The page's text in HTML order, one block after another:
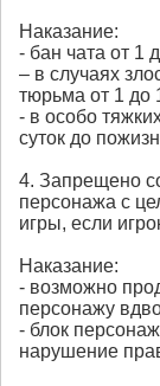
Наказание:
- бан чата от 1
– в случаях
тюрьма от 1 до
- в особо
суток до
4. Запрещено
персонажа с
игры, если
Наказание:
- возможно
персонажу
- блок
нарушение